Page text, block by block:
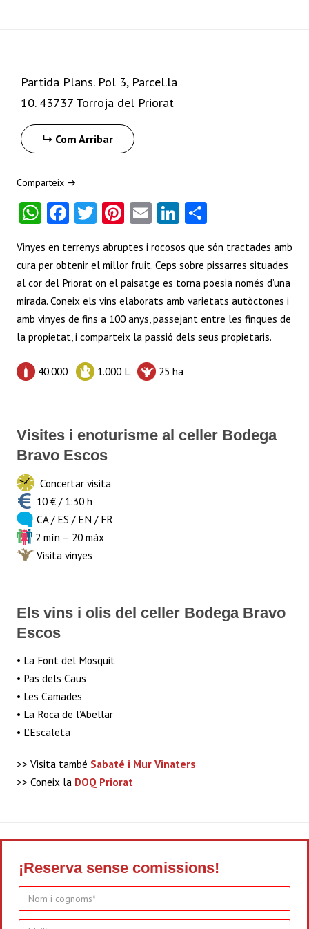
Partida Plans. Pol 3, Parcel.la
10. 43737 Torroja del Priorat
Com Arribar
Comparteix →
W
ts
A
p
p
Fa
b
o
o
k
T
itt
er
Pi
er
es
t
E
ai
l
Li
e
dI
n
re
Vinyes en terrenys abruptes i rocosos que són tractades amb
cura per obtenir el millor fruit. Ceps sobre pissarres situades
al cor del Priorat on el paisatge es torna poesia només d’una
mirada. Coneix els vins elaborats amb varietats autòctones i
amb vinyes de fins a 100 anys, passejant entre les finques de
la propietat, i comparteix la passió dels seus propietaris.
40.000 1.000 L 25 ha
Visites i enoturisme al celler Bodega
Bravo Escos
Concertar visita
10 € / 1:30 h
CA / ES / EN / FR
2 mín – 20 màx
Visita vinyes
Els vins i olis del celler Bodega Bravo
Escos
• La Font del Mosquit
• Pas dels Caus
• Les Camades
• La Roca de l’Abellar
• L’Escaleta
>> Visita també Sabaté i Mur Vinaters
>> Coneix la DOQ Priorat
¡Reserva sense comissions!